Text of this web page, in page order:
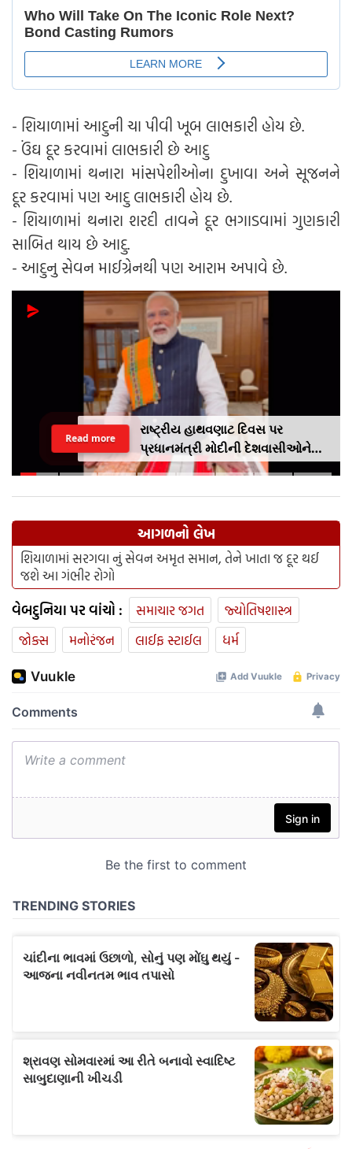
- શિયાળામાં આદુની ચા પીવી ખૂબ લાભકારી હોય છે.
- ઉંઘ દૂર કરવામાં લાભકારી છે આદુ
- શિયાળામાં થનારા માંસપેશીઓના દુખાવા અને સૂજનને
દૂર કરવામાં પણ આદુ લાભકારી હોય છે.
- શિયાળામાં થનારા શરદી તાવને દૂર ભગાડવામાં ગુણકારી
સાબિત થાય છે આદુ.
- આદુનુ સેવન માઈગ્રેનથી પણ આરામ અપાવે છે.
રાષ્ટ્રીય હાથવણાટ દિવસ પર
પ્રધાનમંત્રી મોદીની દેશવાસીઓને
અપીલૢ સ્થાનિક કપડાં પહેરો,
Read more
આગળનો લેખ
શિયાળામાં સરગવા નું સેવન અમૃત સમાન, તેને ખાતા જ દૂર થઈ
જશે આ ગંભીર રોગો
વેબદુનિયા પર વાંચો : સમાચાર જગત
જ્યોતિષશાસ્ત્ર
જોક્સ
મનોરંજન લાઈફ સ્ટાઈલ ધર્મ